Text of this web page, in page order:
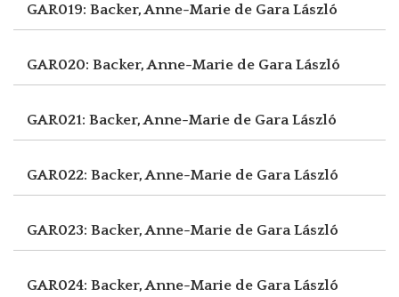
GAR019: Backer, Anne-Marie de Gara László
GAR020: Backer, Anne-Marie de Gara László
GAR021: Backer, Anne-Marie de Gara László
GAR022: Backer, Anne-Marie de Gara László
GAR023: Backer, Anne-Marie de Gara László
GAR024: Backer, Anne-Marie de Gara László